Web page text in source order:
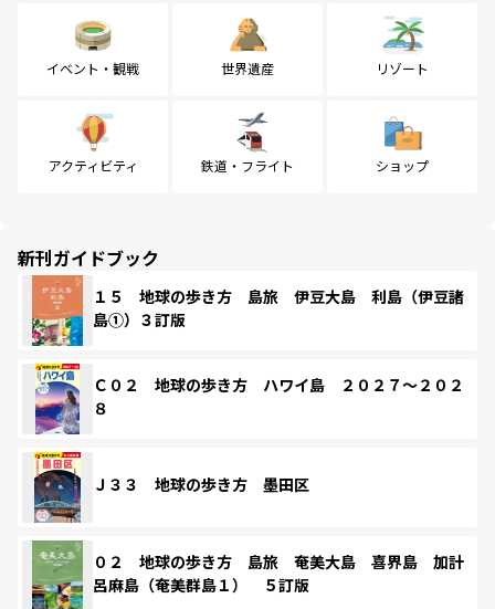
イベント・観戦 世界遺産 リゾート
アクティビティ 鉄道・フライト ショップ
新刊ガイドブック
１５ 地球の歩き方 島旅 伊豆大島 利島（伊豆諸
島①）３訂版
Ｃ０２ 地球の歩き方 ハワイ島 ２０２７～２０２
８
Ｊ３３ 地球の歩き方 墨田区
０２ 地球の歩き方 島旅 奄美大島 喜界島 加計
呂麻島（奄美群島１） ５訂版